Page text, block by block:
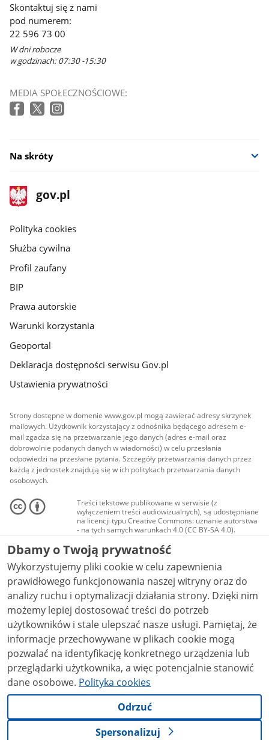
Skontaktuj się z nami
pod numerem:
22 596 73 00
W dni robocze
w godzinach: 07:30 -15:30
MEDIA SPOŁECZNOŚCIOWE:
Na skróty
stopka
gov.pl
Strona
gov.pl
gov.pl
Polityka cookies
Służba cywilna
Profil zaufany
BIP
Prawa autorskie
Warunki korzystania
Geoportal
Deklaracja dostępności serwisu Gov.pl
Ustawienia prywatności
Strony dostępne w domenie www.gov.pl mogą zawierać adresy skrzynek
mailowych. Użytkownik korzystający z odnośnika będącego adresem e-
mail zgadza się na przetwarzanie jego danych (adres e-mail oraz
dobrowolnie podanych danych w wiadomości) w celu przesłania
odpowiedzi na przesłane pytania. Szczegóły przetwarzania danych przez
każdą z jednostek znajdują się w ich politykach przetwarzania danych
osobowych.
Treści tekstowe publikowane w serwisie (z
wyłączeniem treści audiowizualnych), są udostępniane
na licencji typu Creative Commons: uznanie autorstwa
- na tych samych warunkach 4.0 (CC BY-SA 4.0).
Materiały audiowizualne, w tym zdjęcia, materiały
audio i wideo, są udostępniane na licencji typu
Creative Commons: uznanie autorstwa użycie
niekomercyjne - bez utworów zależnych 4.0 (CC BY-
NC-ND 4.0), o ile nie jest to stwierdzone inaczej.
Dbamy o Twoją prywatność
Wykorzystujemy pliki cookie w celu zapewnienia
prawidłowego funkcjonowania naszej witryny oraz do
analizy ruchu i optymalizacji działania strony. Dzięki nim
możemy lepiej dostosować treści do potrzeb
użytkowników i stale ulepszać nasze usługi. Pamiętaj, że
informacje przechowywane w plikach cookie mogą
pozwalać na identyfikację konkretnego urządzenia lub
przeglądarki użytkownika, a więc potencjalnie stanowić
dane osobowe. Polityka cookies
Odrzuć
Spersonalizuj